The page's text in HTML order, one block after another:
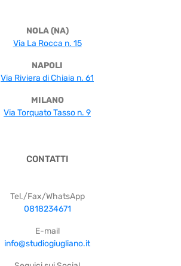
NOLA (NA)
Via La Rocca n. 15
NAPOLI
Via Riviera di Chiaia n. 61
MILANO
Via Torquato Tasso n. 9
CONTATTI
Tel./Fax/WhatsApp
0818234671
E-mail
info@studiogiugliano.it